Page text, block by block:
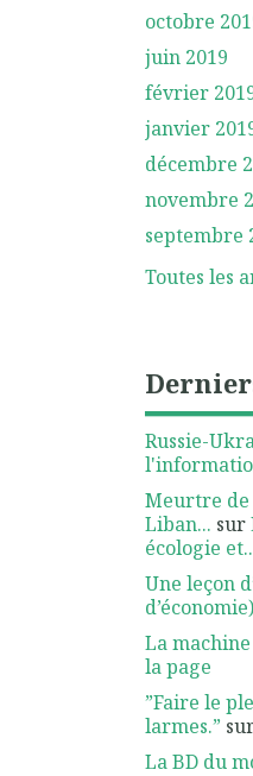
octobre
juin 2019
février
janvier
décembre
novembre
septembre
Toutes les
Russie-
Meurtre
Liban... sur
écologie
Une leçon
d’économie)
La
la page
”Faire le
larmes.”
La BD du